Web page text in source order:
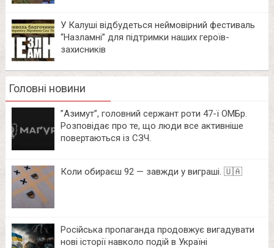
У Калуші відбудеться неймовірний фестиваль
“Назламні” для підтримки наших героїв-
захисників
Головні новини
⁨”Азимут”, головний сержант роти 47-ї ОМБр.
Розповідає про те, що люди все активніше
повертаються із СЗЧ.
Коли обираєш 92 — завжди у виграші. 🇺🇦
Російська пропаганда продовжує вигадувати
нові історії навколо подій в Україні